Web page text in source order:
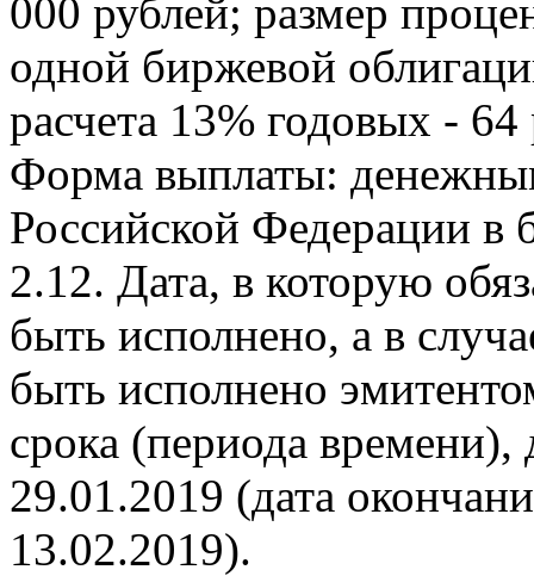
000 рублей; размер
одной биржевой
расчета 13% годовых -
Форма выплаты:
Российской Федерации в
2.12. Дата, в которую
быть исполнено, а в
быть исполнено
срока (периода времени),
29.01.2019 (дата
13.02.2019).